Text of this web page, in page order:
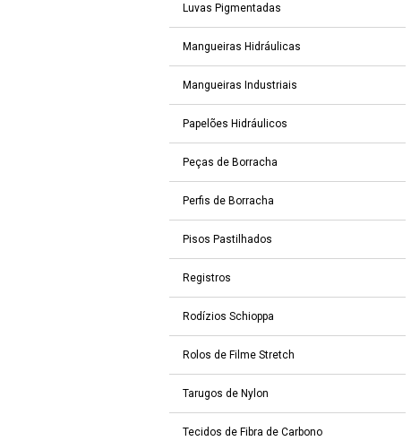
Luvas Pigmentadas
Mangueiras Hidráulicas
Mangueiras Industriais
Papelões Hidráulicos
Peças de Borracha
Perfis de Borracha
Pisos Pastilhados
Registros
Rodízios Schioppa
Rolos de Filme Stretch
Tarugos de Nylon
Tecidos de Fibra de Carbono